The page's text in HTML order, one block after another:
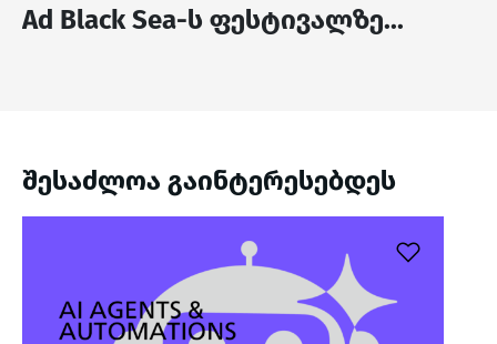
Ad Black Sea-ს ფესტივალზე...
შესაძლოა გაინტერესებდეს